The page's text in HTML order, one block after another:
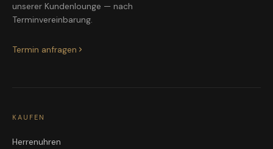
unserer Kundenlounge — nach
Terminvereinbarung.
Termin anfragen
KAUFEN
Herrenuhren